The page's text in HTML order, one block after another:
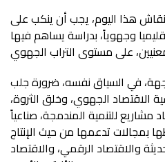
هذا اليوم، يجب أن ينكب على
وجهوياً، بدراسة يساهم فيها
في السياق نفسه، ضرورة جلب
الاقتصاد الجهوي، وخلق الثروة،
للتنمية المندمجة، صناعياً
بمجالات تدعمها من حيث الإنتاج
والاقتصاد الرقمي، والاقتصاد